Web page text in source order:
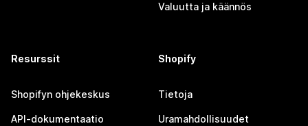
Valuutta ja käännös
Resurssit
Shopifyn ohjekeskus
API-dokumentaatio
Shopify
Tietoja
Uramahdollisuudet